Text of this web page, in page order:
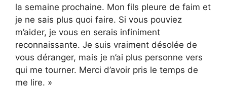
la semaine prochaine. Mon fils pleure de faim et
je ne sais plus quoi faire. Si vous pouviez
m’aider, je vous en serais infiniment
reconnaissante. Je suis vraiment désolée de
vous déranger, mais je n’ai plus personne vers
qui me tourner. Merci d’avoir pris le temps de
me lire. »